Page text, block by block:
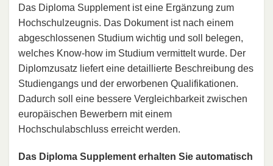
Das Diploma Supplement ist eine Ergänzung zum
Hochschulzeugnis. Das Dokument ist nach einem
abgeschlossenen Studium wichtig und soll belegen,
welches Know-how im Studium vermittelt wurde. Der
Diplomzusatz liefert eine detaillierte Beschreibung des
Studiengangs und der erworbenen Qualifikationen.
Dadurch soll eine bessere Vergleichbarkeit zwischen
europäischen Bewerbern mit einem
Hochschulabschluss erreicht werden.
Das Diploma Supplement erhalten Sie automatisch